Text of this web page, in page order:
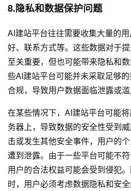
8.隐私和数据保护问题
AI建站平台往往需要收集大量的
好、联系方式等。这些数据对于
至关重要，但也可能带来隐私和
些AI建站平台可能并未采取足够
合规，导致用户数据面临泄露或滥
在某些情况下，AI建站平台可能
务器上，导致数据的安全性受到
击或发生其他安全事件，用户的
遭到泄露。由于一些平台可能不
用户的合法权益可能会受到侵犯
时，用户必须考虑数据隐私和安